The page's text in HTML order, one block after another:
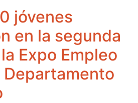
jóvenes
en la segunda
Expo Empleo